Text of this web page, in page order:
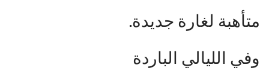
متأهبة لغارة جديدة.
وفي الليالي الباردة